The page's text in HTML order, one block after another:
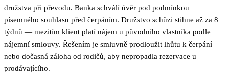
družstva při převodu. Banka schválí úvěr pod podmínkou
písemného souhlasu před čerpáním. Družstvo schůzi stihne až za 8
týdnů — mezitím klient platí nájem u původního vlastníka podle
nájemní smlouvy. Řešením je smluvně prodloužit lhůtu k čerpání
nebo dočasná záloha od rodičů, aby nepropadla rezervace u
prodávajícího.